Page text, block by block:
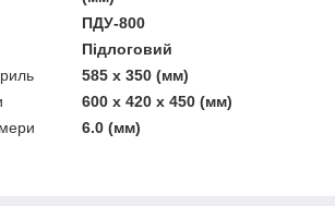
ПДУ-800
Підлоговий
585 х 350 (мм)
600 х 420 х 450 (мм)
6.0 (мм)